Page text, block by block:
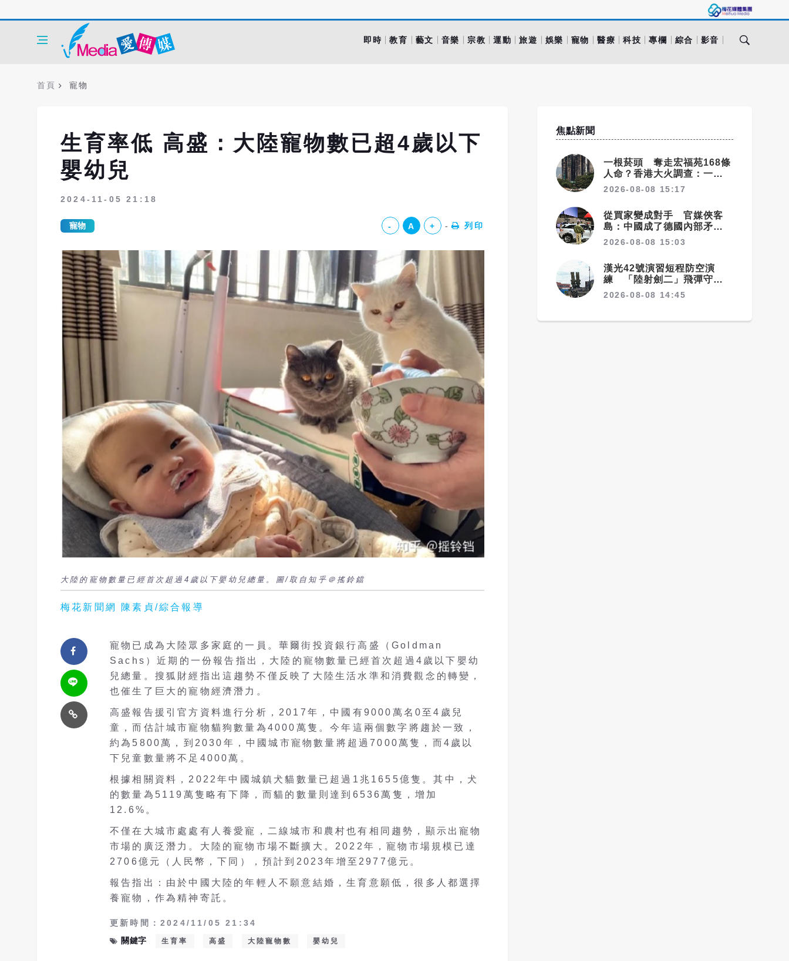
即時 教育 藝文 音樂 宗教 運動 旅遊 娛樂 寵物 醫療 科技 專欄 綜合 影音
首頁 寵物
生育率低 高盛：大陸寵物數已超4歲以下
嬰幼兒
2024-11-05 21:18
寵物 - A + 列印
大陸的寵物數量已經首次超過4歲以下嬰幼兒總量。圖/取自知乎＠搖鈴鐺
梅花新聞網 陳素貞/綜合報導
寵物已成為大陸眾多家庭的一員。華爾街投資銀行高盛（Goldman
Sachs）近期的一份報告指出，大陸的寵物數量已經首次超過4歲以下嬰幼
兒總量。搜狐財經指出這趨勢不僅反映了大陸生活水準和消費觀念的轉變，
也催生了巨大的寵物經濟潛力。
高盛報告援引官方資料進行分析，2017年，中國有9000萬名0至4歲兒
童，而估計城市寵物貓狗數量為4000萬隻。今年這兩個數字將趨於一致，
約為5800萬，到2030年，中國城市寵物數量將超過7000萬隻，而4歲以
下兒童數量將不足4000萬。
根據相關資料，2022年中國城鎮犬貓數量已超過1兆1655億隻。其中，犬
的數量為5119萬隻略有下降，而貓的數量則達到6536萬隻，增加
12.6%。
不僅在大城市處處有人養愛寵，二線城市和農村也有相同趨勢，顯示出寵物
市場的廣泛潛力。大陸的寵物市場不斷擴大。2022年，寵物市場規模已達
2706億元（人民幣，下同），預計到2023年增至2977億元。
報告指出：由於中國大陸的年輕人不願意結婚，生育意願低，很多人都選擇
養寵物，作為精神寄託。
更新時間：2024/11/05 21:34
關鍵字
生育率 高盛 大陸寵物數 嬰幼兒
焦點新聞
一根菸頭 奪走宏福苑168條
人命？香港大火調查：一連串
失守的防線
2026-08-08 15:17
從買家變成對手 官媒俠客
島：中國成了德國內部矛盾的
出氣筒
2026-08-08 15:03
漢光42號演習短程防空演
練 「陸射劍二」飛彈守護桃
園機場安全
2026-08-08 14:45